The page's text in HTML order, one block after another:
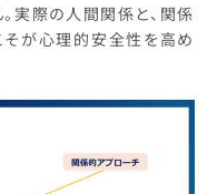
実際の人間関係と、関係
そが心理的安全性を高め